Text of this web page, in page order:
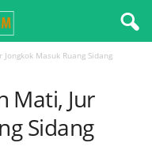
Masuk Ruang Sidang
Mati, Jur
Sidang